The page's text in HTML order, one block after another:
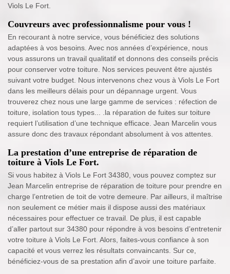
Viols Le Fort.
Couvreurs avec professionnalisme pour vous !
En recourant à notre service, vous bénéficiez des solutions
adaptées à vos besoins. Avec nos années d’expérience, nous
vous assurons un travail qualitatif et donnons des conseils précis
pour conserver votre toiture. Nos services peuvent être ajustés
suivant votre budget. Nous intervenons chez vous à Viols Le Fort
dans les meilleurs délais pour un dépannage urgent. Vous
trouverez chez nous une large gamme de services : réfection de
toiture, isolation tous types... .la réparation de fuites sur toiture
requiert l’utilisation d’une technique efficace. Jean Marcelin vous
assure donc des travaux répondant absolument à vos attentes.
La prestation d’une entreprise de réparation de
toiture à Viols Le Fort.
Si vous habitez à Viols Le Fort 34380, vous pouvez comptez sur
Jean Marcelin entreprise de réparation de toiture pour prendre en
charge l’entretien de toit de votre demeure. Par ailleurs, il maîtrise
non seulement ce métier mais il dispose aussi des matériaux
nécessaires pour effectuer ce travail. De plus, il est capable
d’aller partout sur 34380 pour répondre à vos besoins d’entretenir
votre toiture à Viols Le Fort. Alors, faites-vous confiance à son
capacité et vous verrez les résultats convaincants. Sur ce,
bénéficiez-vous de sa prestation afin d’avoir une toiture parfaite.